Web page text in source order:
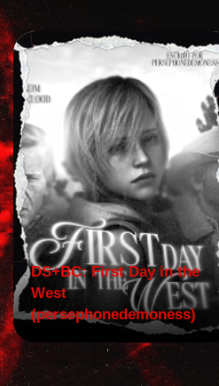
DS+BC: First Day in the
West
(persephonedemoness)